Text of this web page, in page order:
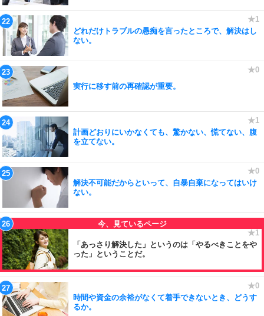
どれだけトラブルの愚痴を言ったところで、解決はし
ない。
実行に移す前の再確認が重要。
計画どおりにいかなくても、驚かない、慌てない、腹
を立てない。
解決不可能だからといって、自暴自棄になってはいけ
ない。
「あっさり解決した」というのは「やるべきことをや
った」ということだ。
時間や資金の余裕がなくて着手できないとき、どうす
るか。